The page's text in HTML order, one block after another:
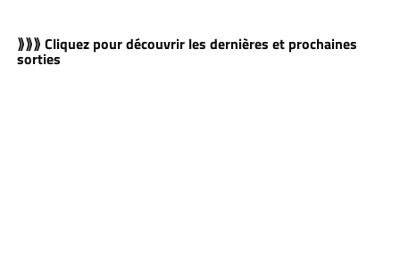
⟫⟫⟫ Cliquez pour découvrir les dernières et prochaines
sorties